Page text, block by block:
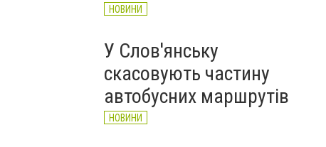
НОВИНИ
У Слов'янську
скасовують частину
автобусних маршрутів
НОВИНИ